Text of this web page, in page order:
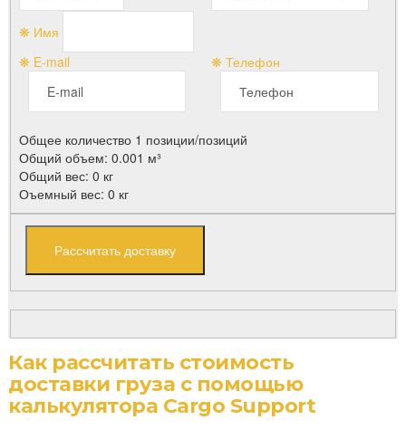
❋ Имя
❋ E-mail
❋ Телефон
Общее количество 1 позиции/позиций
Общий объем: 0.001 м³
Общий вес: 0 кг
Оъемный вес: 0 кг
Как рассчитать стоимость
доставки груза с помощью
калькулятора Cargo Support